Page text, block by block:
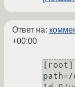
Ответ на:
+00:00
[root]